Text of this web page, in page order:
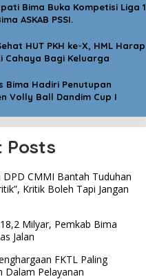
Bima Buka Kompetisi Liga 1
ASKAB PSSI.
HUT PKH ke-X, HML Harap
Cahaya Bagi Keluarga
Bima Hadiri Penutupan
Volly Ball Dandim Cup I
Posts
CMMI Bantah Tuduhan
Kritik Boleh Tapi Jangan
Milyar, Pemkab Bima
Jalan
FKTL Paling
Dalam Pelayanan